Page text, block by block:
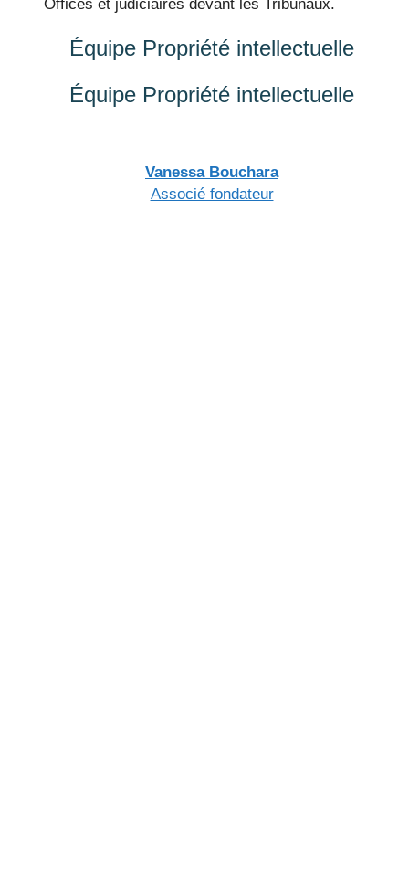
Offices et judiciaires devant les Tribunaux.
Équipe Propriété intellectuelle
Équipe Propriété intellectuelle
Vanessa Bouchara
Associé fondateur